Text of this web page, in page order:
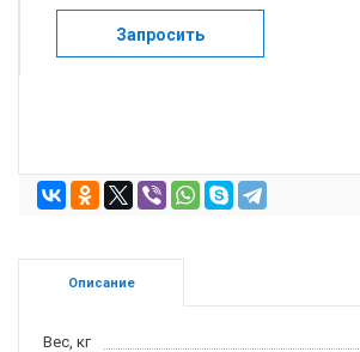
Запросить
Описание
Вес, кг